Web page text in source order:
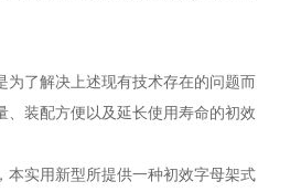
为了解决上述现有技术存在的问题而
、装配方便以及延长使用寿命的初效
本实用新型所提供一种初效字母架式